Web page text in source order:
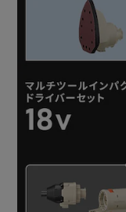
ビットチャックを
ト差し込み、時計
【サンダーヘッド】
●製品寸法(cm)
長さ約9.9×幅約
380g
●回転数(無負荷)
0-10000min-1